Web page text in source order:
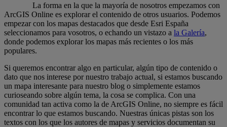
La forma en la que la mayoría de nosotros empezamos con
ArcGIS Online es explorar el contenido de otros usuarios. Podemos
empezar con los mapas destacados que desde Esri España
seleccionamos para vosotros, o echando un vistazo a la Galería,
donde podemos explorar los mapas más recientes o los más
populares.
Si queremos encontrar algo en particular, algún tipo de contenido o
dato que nos interese por nuestro trabajo actual, si estamos buscando
un mapa interesante para nuestro blog o simplemente estamos
curioseando sobre algún tema, la cosa se complica. Con una
comunidad tan activa como la de ArcGIS Online, no siempre es fácil
encontrar lo que estamos buscando. Nuestras únicas pistas son los
textos con los que los autores de mapas y servicios documentan su